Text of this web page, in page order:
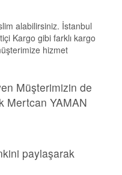
alabilirsiniz. İstanbul
Kargo gibi farklı kargo
hizmet
Müşterimizin de
Mertcan YAMAN
paylaşarak